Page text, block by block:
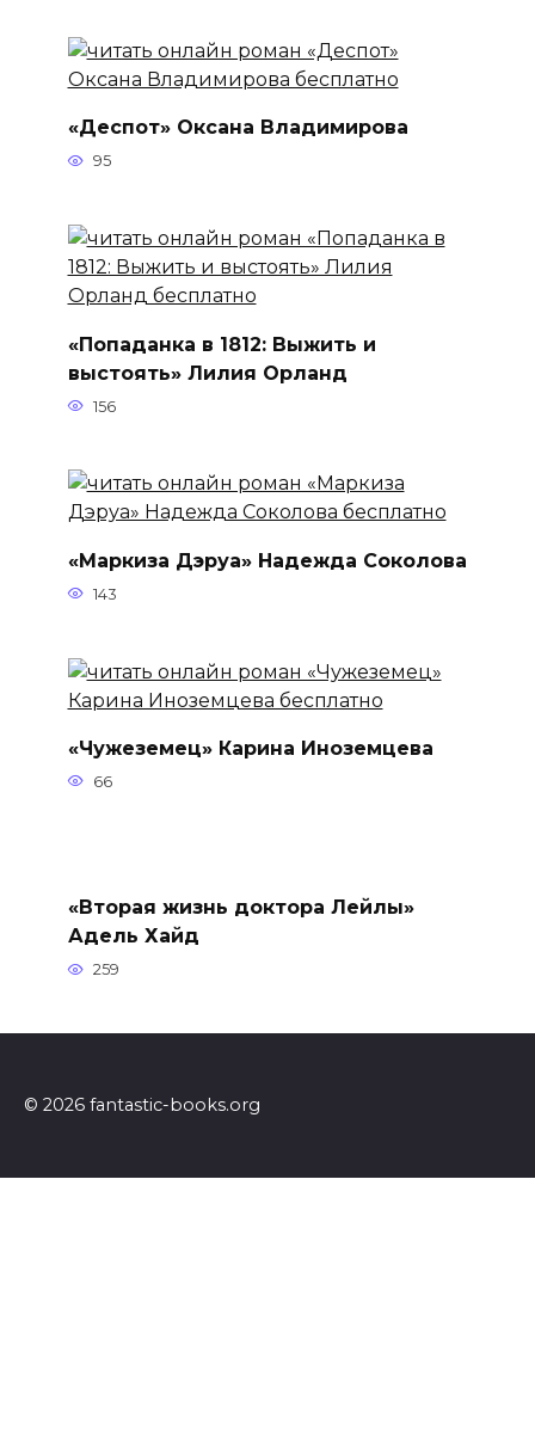
«Деспот» Оксана Владимирова
95
«Попаданка в 1812: Выжить и
выстоять» Лилия Орланд
156
«Маркиза Дэруа» Надежда Соколова
143
«Чужеземец» Карина Иноземцева
66
«Вторая жизнь доктора Лейлы»
Адель Хайд
259
© 2026 fantastic-books.org